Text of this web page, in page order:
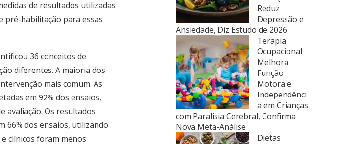
de resultados utilizadas
pré-habilitação para essas
36 conceitos de
diferentes. A maioria dos
mais comum. As
em 92% dos ensaios,
avaliação. Os resultados
66% dos ensaios, utilizando
clínicos foram menos
Reduz
Depressão e
Ansiedade, Diz Estudo de 2026
Terapia
Ocupacional
Melhora
Função
Motora e
Independênci
a em Crianças
com Paralisia Cerebral, Confirma
Nova Meta-Análise
Dietas